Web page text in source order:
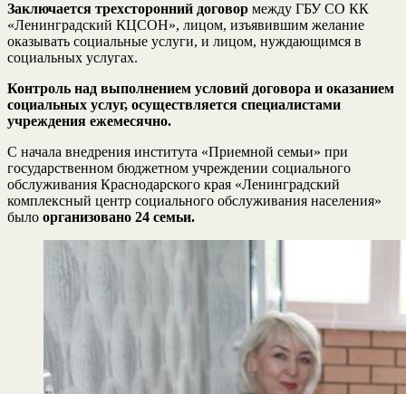
Заключается трехсторонний договор между ГБУ СО КК
«Ленинградский КЦСОН», лицом, изъявившим желание
оказывать социальные услуги, и лицом, нуждающимся в
социальных услугах.
Контроль над выполнением условий договора и оказанием
социальных услуг, осуществляется специалистами
учреждения ежемесячно.
С начала внедрения института «Приемной семьи» при
государственном бюджетном учреждении социального
обслуживания Краснодарского края «Ленинградский
комплексный центр социального обслуживания населения»
было организовано 24 семьи.